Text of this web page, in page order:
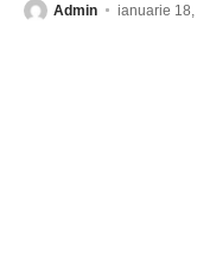
Admin ianuarie 18,